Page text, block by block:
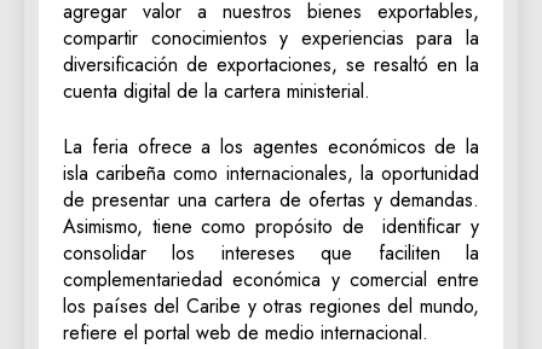
agregar valor a nuestros bienes exportables,
compartir conocimientos y experiencias para la
diversificación de exportaciones, se resaltó en la
cuenta digital de la cartera ministerial.
La feria ofrece a los agentes económicos de la
isla caribeña como internacionales, la oportunidad
de presentar una cartera de ofertas y demandas.
Asimismo, tiene como propósito de identificar y
consolidar los intereses que faciliten la
complementariedad económica y comercial entre
los países del Caribe y otras regiones del mundo,
refiere el portal web de medio internacional.